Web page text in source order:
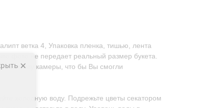
ветка 4, Упаковка пленка, тишью, лента
фото не передает реальный размер букета.
камеры, что бы Вы смогли
холодную воду. Подрежьте цветы секатором